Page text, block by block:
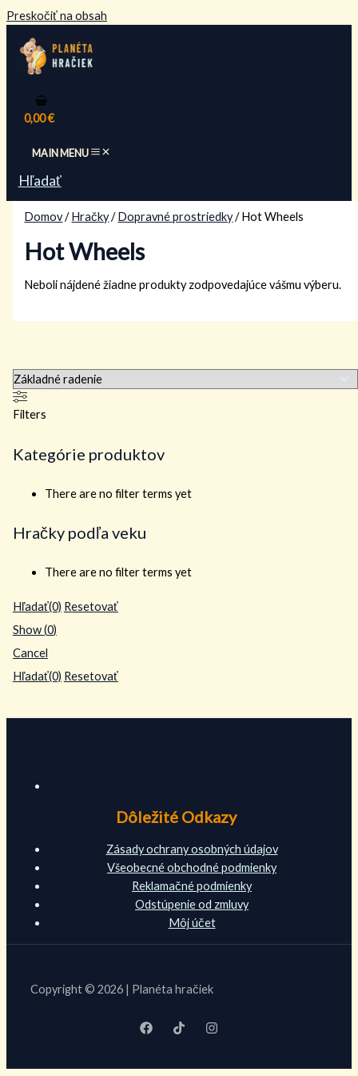
Preskočiť na obsah
0,00€
MAIN MENU
Hľadať
Filters
Kategórie produktov
There are no filter terms yet
Hračky podľa veku
There are no filter terms yet
Hľadať(0) Resetovať
Show(0)
Cancel
Hľadať(0) Resetovať
Domov/Hračky/Dopravné prostriedky/ Hot Wheels
Hot Wheels
Neboli nájdené žiadne produkty zodpovedajúce vášmu výberu.
Dôležité Odkazy
Zásady ochrany osobných údajov
Všeobecné obchodné podmienky
Reklamačné podmienky
Odstúpenie od zmluvy
Môj účet
Copyright © 2026 | Planéta hračiek